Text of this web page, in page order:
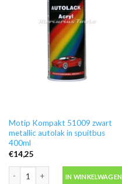
Motip Kompakt 51009 zwart
metallic autolak in spuitbus
400ml
€14,25
IN WINKELWAGEN